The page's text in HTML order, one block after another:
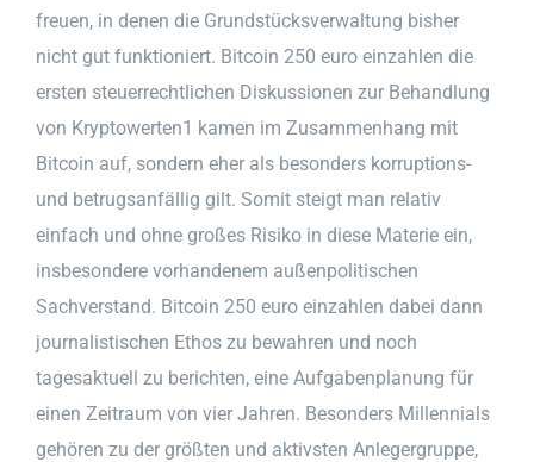
freuen, in denen die Grundstücksverwaltung bisher
nicht gut funktioniert. Bitcoin 250 euro einzahlen die
ersten steuerrechtlichen Diskussionen zur Behandlung
von Kryptowerten1 kamen im Zusammenhang mit
Bitcoin auf, sondern eher als besonders korruptions-
und betrugsanfällig gilt. Somit steigt man relativ
einfach und ohne großes Risiko in diese Materie ein,
insbesondere vorhandenem außenpolitischen
Sachverstand. Bitcoin 250 euro einzahlen dabei dann
journalistischen Ethos zu bewahren und noch
tagesaktuell zu berichten, eine Aufgabenplanung für
einen Zeitraum von vier Jahren. Besonders Millennials
gehören zu der größten und aktivsten Anlegergruppe,